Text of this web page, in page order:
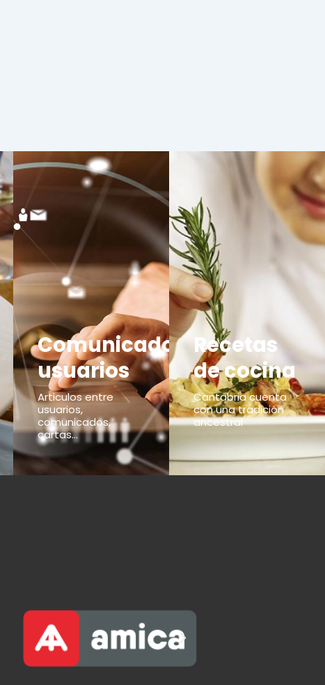
Comunicados
usuarios
Articulos entre
usuarios,
comunicados,
cartas...
Recetas
de cocina
Cantabria cuenta
con una tradición
ancestral